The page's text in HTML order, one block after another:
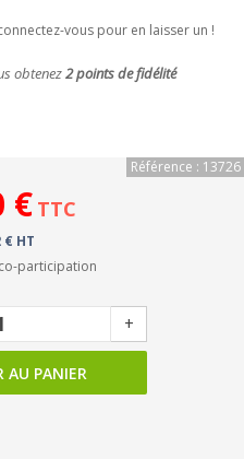
vous pour en laisser un !
obtenez2points de fidélité
Référence : 13726
€ TTC
€ HT
participation
+
AU PANIER